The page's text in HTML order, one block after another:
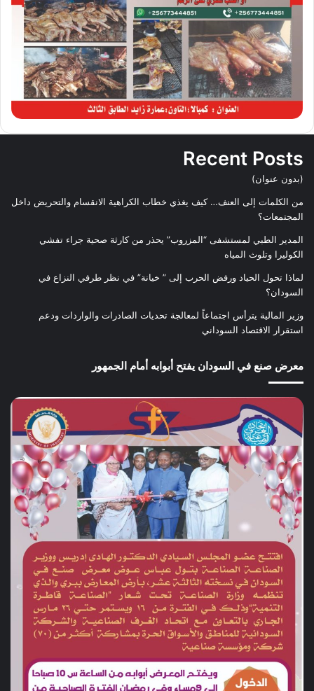
Recent Posts
(بدون عنوان)
من الكلمات إلى العنف… كيف يغذي خطاب الكراهية الانقسام والتحريض داخل
المجتمعات؟
المدير الطبي لمستشفى “المزروب” يحذر من كارثة صحية جراء تفشي
الكوليرا وتلوث المياه
لماذا تحول الحياد ورفض الحرب إلى ” خيانة” في نظر طرفي النزاع في
السودان؟
وزير المالية يترأس اجتماعاً لمعالجة تحديات الصادرات والواردات ودعم
استقرار الاقتصاد السوداني
معرض صنع في السودان يفتح أبوابه أمام الجمهور